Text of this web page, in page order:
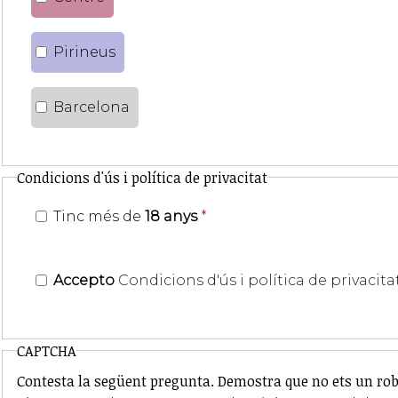
Pirineus
Barcelona
Condicions d'ús i política de privacitat
Tinc més de 18 anys *
Accepto Condicions d'ús i política de
CAPTCHA
Contesta la següent pregunta. Demostra que no ets un